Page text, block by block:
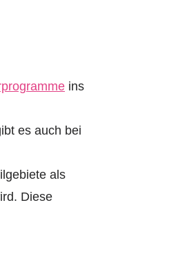
ins
es auch bei
als
Diese